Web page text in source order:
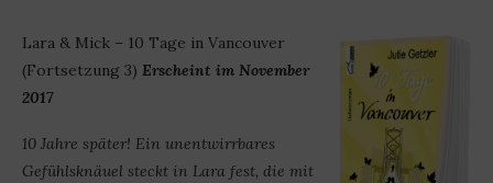
Lara & Mick – 10 Tage in Vancouver
(Fortsetzung 3) Erscheint im November
2017
10 Jahre später! Ein unentwirrbares
Gefühlsknäuel steckt in Lara fest, die mit